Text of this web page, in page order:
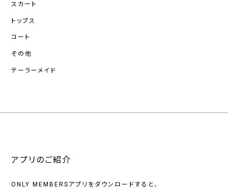
スカート
トップス
コート
その他
テーラーメイド
アプリのご紹介
ONLY MEMBERSアプリをダウンロードすると、